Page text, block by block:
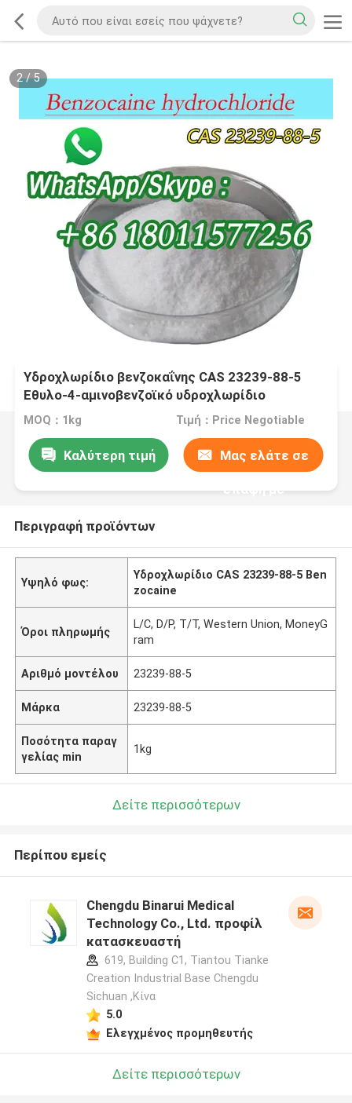
2/5
Υδροχλωρίδιο βενζοκαΐνης CAS 23239-88-5
Εθυλο-4-αμινοβενζοϊκό υδροχλωρίδιο
MOQ：1kg Τιμή：Price Negotiable
Καλύτερη τιμή Μας ελάτε σε
επαφή με
Περιγραφή προϊόντων
Υψηλό φως:
Υδροχλωρίδιο CAS 23239-88-5 Ben
zocaine
Όροι πληρωμής
L/C, D/P, T/T, Western Union, MoneyG
ram
Αριθμό μοντέλου 23239-88-5
Μάρκα 23239-88-5
Ποσότητα παραγ
γελίας min
1kg
Δείτε περισσότερων
Περίπου εμείς
Chengdu Binarui Medical
Technology Co., Ltd. προφίλ
κατασκευαστή
619, Building C1, Tiantou Tianke
Creation Industrial Base Chengdu
Sichuan ,Κίνα
5.0
Ελεγχμένος προμηθευτής
Δείτε περισσότερων